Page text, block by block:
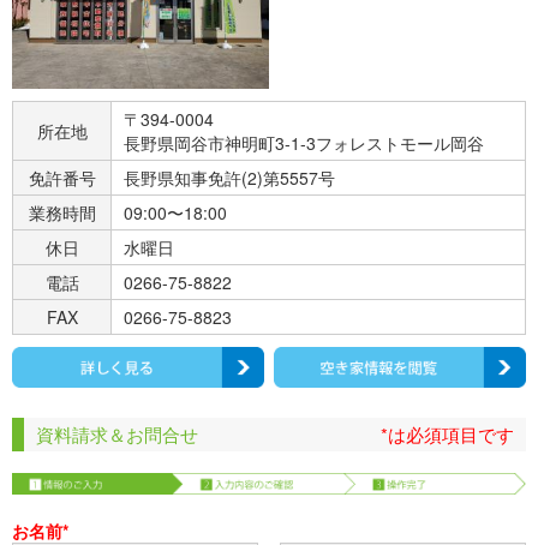
所在地
〒394-0004
長野県岡谷市神明町3-1-3フォレストモール岡谷
免許番号
長野県知事免許(2)第5557号
業務時間
09:00〜18:00
休日
水曜日
電話
0266-75-8822
FAX
0266-75-8823
資料請求＆お問合せ *は必須項目です
お名前*